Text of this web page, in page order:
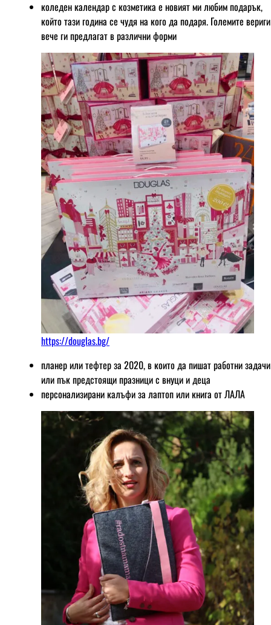
коледен календар с козметика е новият ми любим подарък,
който тази година се чудя на кого да подаря. Големите вериги
вече ги предлагат в различни форми
https://douglas.bg/
планер или тефтер за 2020, в които да пишат работни задачи
или пък предстоящи празници с внуци и деца
персонализирани калъфи за лаптоп или книга от ЛАЛА